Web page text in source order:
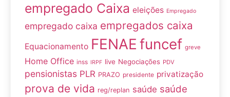
empregado Caixa eleições Empregado
empregado caixa empregados caixa
Equacionamento FENAE funcef greve
Home Office inss IRPF live Negociações PDV
pensionistas PLR PRAZO presidente privatização
prova de vida reg/replan saúde saúde